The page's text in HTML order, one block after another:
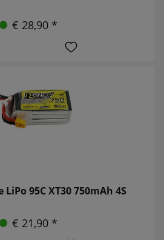
€ 28,90 *
95C XT30 750mAh 4S
€ 21,90 *